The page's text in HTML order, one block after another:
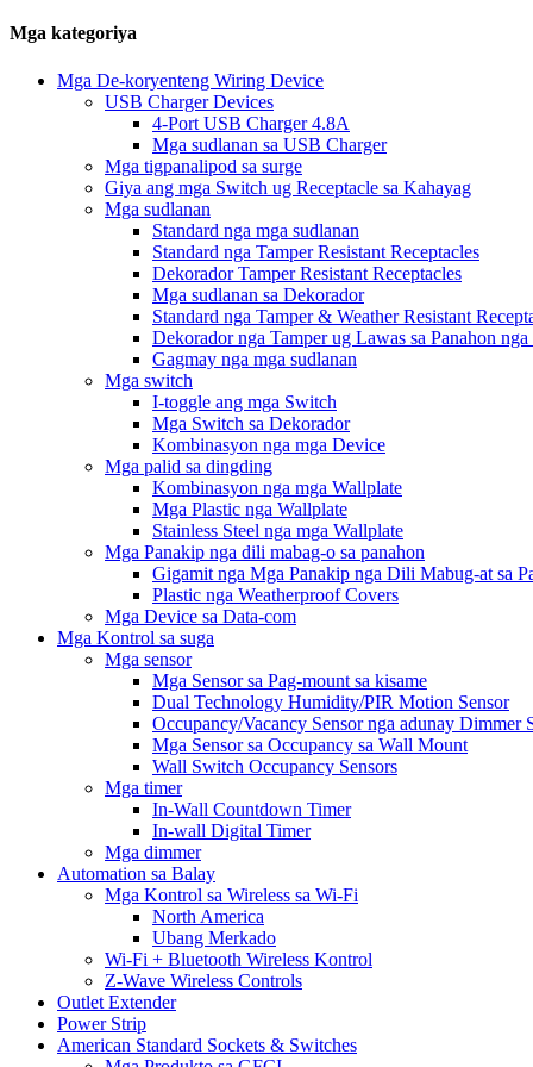
Mga kategoriya
Mga De-koryenteng Wiring Device
USB Charger Devices
4-Port USB Charger 4.8A
Mga sudlanan sa USB Charger
Mga tigpanalipod sa surge
Giya ang mga Switch ug Receptacle sa Kahayag
Mga sudlanan
Standard nga mga sudlanan
Standard nga Tamper Resistant Receptacles
Dekorador Tamper Resistant Receptacles
Mga sudlanan sa Dekorador
Standard nga Tamper & Weather Resistant
Dekorador nga Tamper ug Lawas sa Panahon nga
Gagmay nga mga sudlanan
Mga switch
I-toggle ang mga Switch
Mga Switch sa Dekorador
Kombinasyon nga mga Device
Mga palid sa dingding
Kombinasyon nga mga Wallplate
Mga Plastic nga Wallplate
Stainless Steel nga mga Wallplate
Mga Panakip nga dili mabag-o sa panahon
Gigamit nga Mga Panakip nga Dili Mabug-at sa
Plastic nga Weatherproof Covers
Mga Device sa Data-com
Mga Kontrol sa suga
Mga sensor
Mga Sensor sa Pag-mount sa kisame
Dual Technology Humidity/PIR Motion Sensor
Occupancy/Vacancy Sensor nga adunay Dimmer
Mga Sensor sa Occupancy sa Wall Mount
Wall Switch Occupancy Sensors
Mga timer
In-Wall Countdown Timer
In-wall Digital Timer
Mga dimmer
Automation sa Balay
Mga Kontrol sa Wireless sa Wi-Fi
North America
Ubang Merkado
Wi-Fi + Bluetooth Wireless Kontrol
Z-Wave Wireless Controls
Outlet Extender
Power Strip
American Standard Sockets & Switches